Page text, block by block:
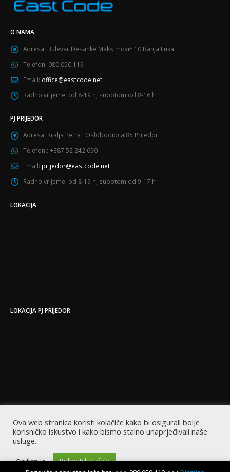
O NAMA
Adresa: Bulevar Desanke Maksimović 10 Banja Luka
Telefon: 080 050 119
Email: office@eastcode.net
Radno vrijeme: od 8-19 h, subotom od 8-16 h
PJ PRIJEDOR
Adresa: Kralja Petra I Oslobodioca 85 Prijedor
Telefon : +387 52 242 690
Email: prijedor@eastcode.net
Radno vrijeme: od 8-19 h, subotom od 9-17 h
LOKACIJA
LOKACIJA PJ PRIJEDOR
Copyright © 2022 EastCode | Sva prava zadržana | Powered by EastCode
Ova web stranica koristi kolačiće kako bi osigurali bolje
korisničko iskustvo i kako bismo stalno unaprjeđivali naše
usluge.
Opširnije
Prihvati kolačiće